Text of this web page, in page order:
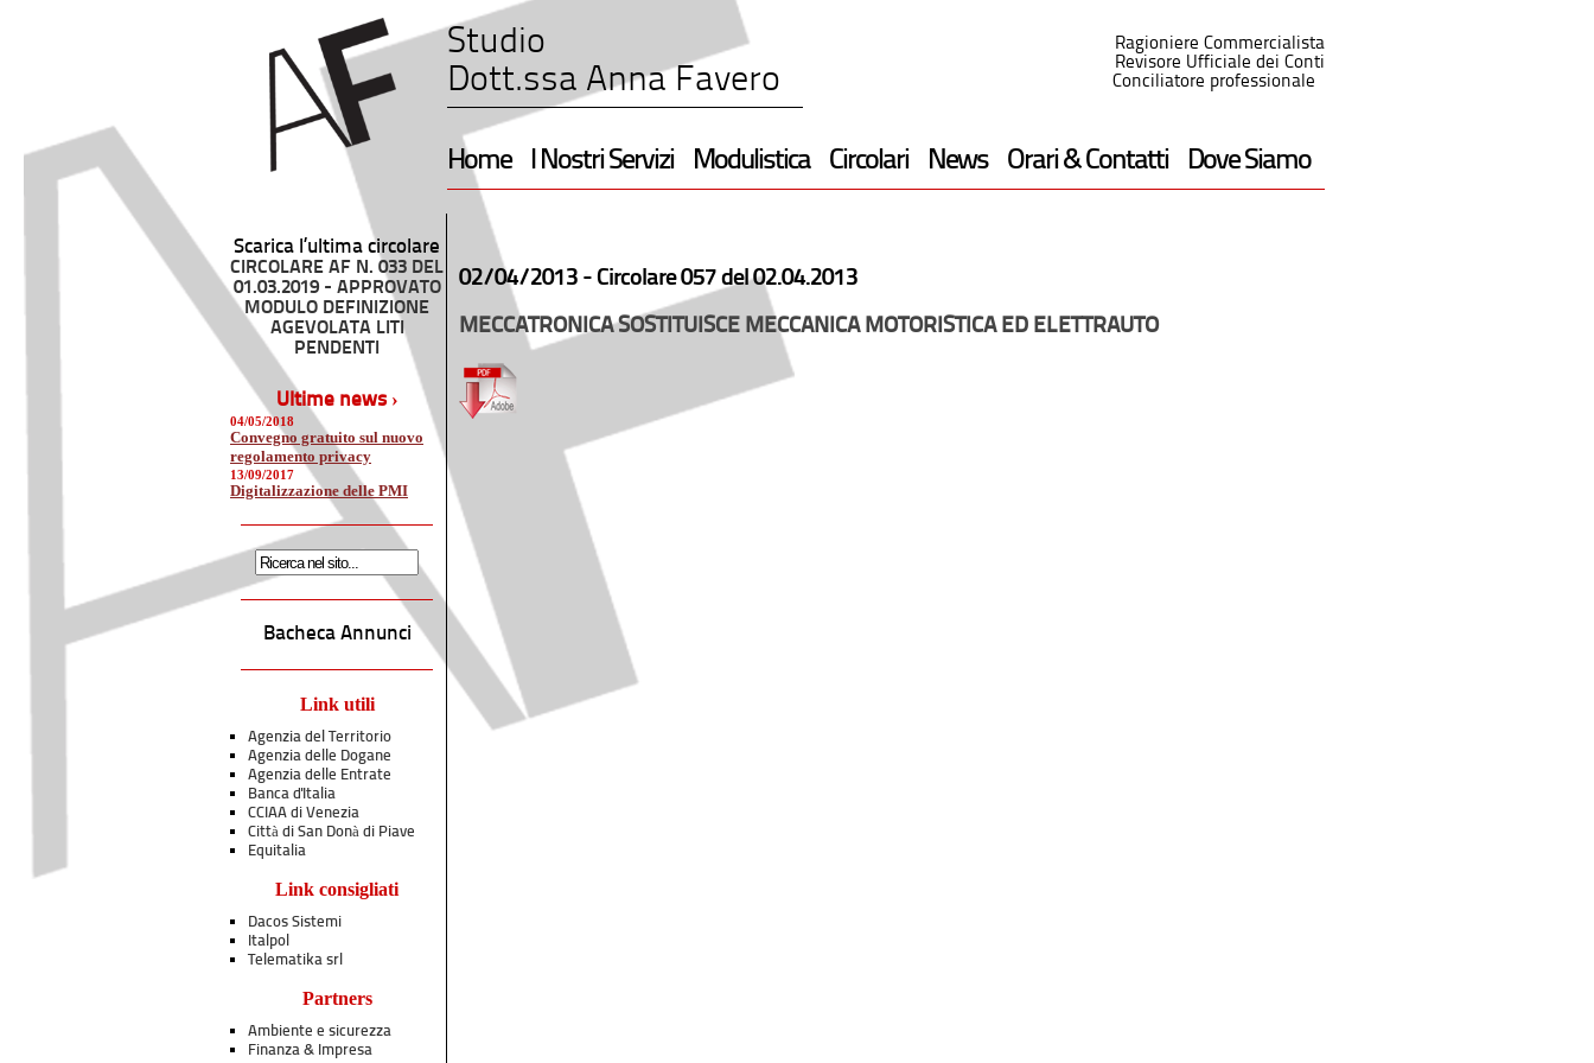
Studio
Dott.ssa Anna Favero
Ragioniere Commercialista
Revisore Ufficiale dei Conti
Conciliatore professionale
Home I Nostri Servizi Modulistica Circolari News Orari & Contatti Dove Siamo
Scarica l’ultima circolare
CIRCOLARE AF N. 033 DEL
01.03.2019 - APPROVATO
MODULO DEFINIZIONE
AGEVOLATA LITI
PENDENTI
Ultime news ›
04/05/2018
Convegno gratuito sul nuovo
regolamento privacy
13/09/2017
Digitalizzazione delle PMI
Bacheca Annunci
Link utili
Agenzia del Territorio
Agenzia delle Dogane
Agenzia delle Entrate
Banca d'Italia
CCIAA di Venezia
Città di San Donà di Piave
Equitalia
Link consigliati
Dacos Sistemi
Italpol
Telematika srl
Partners
Ambiente e sicurezza
Finanza & Impresa
02/04/2013 - Circolare 057 del 02.04.2013
MECCATRONICA SOSTITUISCE MECCANICA MOTORISTICA ED ELETTRAUTO